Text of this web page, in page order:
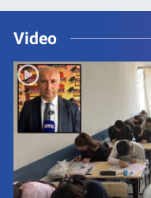
Video